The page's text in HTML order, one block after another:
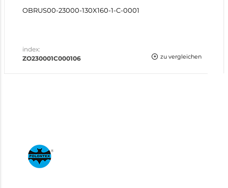
OBRUS00-23000-130X160-1-C-0001
index:
ZO230001C000106
zu vergleichen